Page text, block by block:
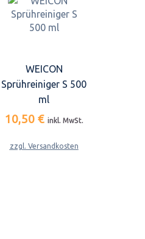
WEICON
Sprühreiniger S 500
ml
10,50 € inkl. MwSt.
zzgl. Versandkosten